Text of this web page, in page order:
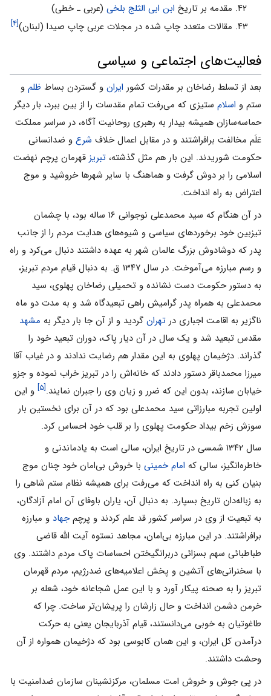
مقدمه بر تاریخ ابن ابی الثلج بلخی(عربی ـ خطی)
مقالات متعدد چاپ شده در مجلات عربی چاپ صیدا (لبنان)[۴]
فعالیت‌های اجتماعی و سیاسی
بعد از تسلط رضاخان بر مقدرات کشور ایران و گستردن بساط ظلم و
ستم و اسلام ستیزی که می‌رفت تمام مقدسات را از بین ببرد، بار دیگر
حماسه‌سازان همیشه بیدار به رهبری روحانیت آگاه، در سراسر مملکت
عَلَم مخالفت برافراشتند و در مقابل اعمال خلاف شرع و ضدانسانی
حکومت شوریدند. این بار هم مثل گذشته، تبریز قهرمان پرچم نهضت
اسلامی را بر دوش گرفت و هماهنگ با سایر شهرها خروشید و موج
اعتراض به راه انداخت.
در آن هنگام که سید محمدعلی نوجوانی ۱۶ ساله بود، با چشمان
تیزبین خود برخوردهای سیاسی و شیوه‌های هدایت مردم را از جانب
پدر که دوشادوش بزرگ عالمان شهر به عهده داشتند دنبال می‌کرد و راه
و رسم مبارزه می‌آموخت. در سال ۱۳۴۷ ق. به دنبال قیام مردم تبریز،
به دستور حکومت دست نشانده و تحمیلی رضاخان پهلوی، سید
محمدعلی به همراه پدر گرامیش راهی تبعیدگاه شد و به مدت دو ماه
ناگزیر به اقامت اجباری در تهران گردید و از آن جا بار دیگر به مشهد
مقدس تبعید شد و یک سال در آن دیار پاک، دوران تبعید خود را
گذراند. دژخیمان پهلوی به این مقدار هم رضایت ندادند و در غیاب آقا
میرزا محمدباقر دستور دادند که خانه‌اش را در تبریز خراب نموده و جزو
خیابان سازند، بدون این که ضرر و زیان وی را جبران نمایند.[۵]
و این
اولین تجربه مبارزاتی سید محمدعلی بود که در آن برای نخستین بار
سوزش زخم بیداد حکومت پهلوی را بر قلب خود احساس کرد.
سال ۱۳۴۲ شمسی در تاریخ ایران، سالی است به یادماندنی و
خاطره‌انگیز، سالی که امام خمینی با خروش بی‌امان خود چنان موج
بنیان کنی به راه انداخت که می‌رفت برای همیشه نظام ستم شاهی را
به زباله‌دان تاریخ بسپارد. به دنبال آن، یاران باوفای آن امام آزادگان،
به تبعیت از وی در سراسر کشور قد علم کردند و پرچمجهاد و مبارزه
برافراشتند. در این مبارزه بی‌امان، مجاهد نستوه آیت الله قاضی
طباطبائی سهم بسزائی دربرانگیختن احساسات پاک مردم داشتند. وی
با سخنرانی‌های آتشین و پخش اعلامیه‌های ضدرژیم، مردم قهرمان
تبریز را به صحنه پیکار آورد و با این عمل شجاعانه خود، شعله بر
خرمن دشمن انداخت و حال زارشان را پریشان‌تر ساخت. چرا که
طاغوتیان به خوبی می‌دانستند، قیام آذربایجان یعنی به حرکت
درآمدن کل ایران، و این همان کابوسی بود که دژخیمان همواره از آن
وحشت داشتند.
در پی جوش و خروش امت مسلمان، مرکزنشینان سازمان ضدامنیت با